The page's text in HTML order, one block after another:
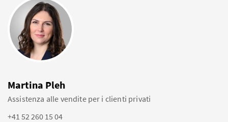
Martina Pleh
Assistenza alle vendite per i clienti privati
+41 52 260 15 04